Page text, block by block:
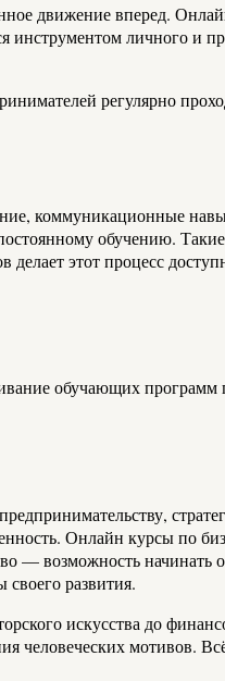
движение вперед.
личного и
регулярно
коммуникационные
обучению.
делает этот процесс
обучающих
Онлайн курсы по
— возможность
своего развития.
искусства до
человеческих мотивов.